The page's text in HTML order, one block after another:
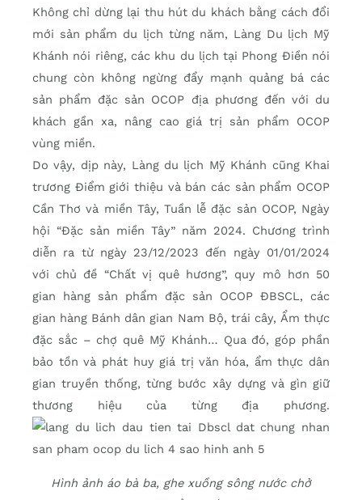
Không chỉ dừng lại thu hút du khách bằng cách đổi
mới sản phẩm du lịch từng năm, Làng Du lịch Mỹ
Khánh nói riêng, các khu du lịch tại Phong Điền nói
chung còn không ngừng đẩy mạnh quảng bá các
sản phẩm đặc sản OCOP địa phương đến với du
khách gần xa, nâng cao giá trị sản phẩm OCOP
vùng miền.
Do vậy, dịp này, Làng du lịch Mỹ Khánh cũng Khai
trương Điểm giới thiệu và bán các sản phẩm OCOP
Cần Thơ và miền Tây, Tuần lễ đặc sản OCOP, Ngày
hội “Đặc sản miền Tây” năm 2024. Chương trình
diễn ra từ ngày 23/12/2023 đến ngày 01/01/2024
với chủ đề “Chất vị quê hương”, quy mô hơn 50
gian hàng sản phẩm đặc sản OCOP ĐBSCL, các
gian hàng Bánh dân gian Nam Bộ, trái cây, Ẩm thực
đặc sắc – chợ quê Mỹ Khánh… Qua đó, góp phần
bảo tồn và phát huy giá trị văn hóa, ẩm thực dân
gian truyền thống, từng bước xây dựng và gìn giữ
thương hiệu của từng địa phương.
Hình ảnh áo bà ba, ghe xuồng sông nước chở